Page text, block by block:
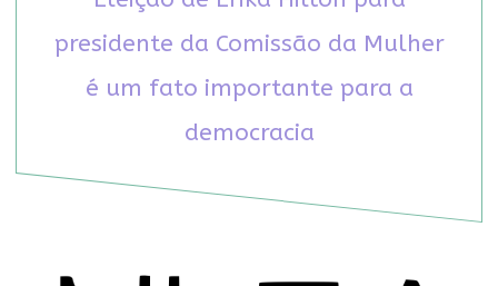
presidente da Comissão da Mulher
é um fato importante para a
democracia